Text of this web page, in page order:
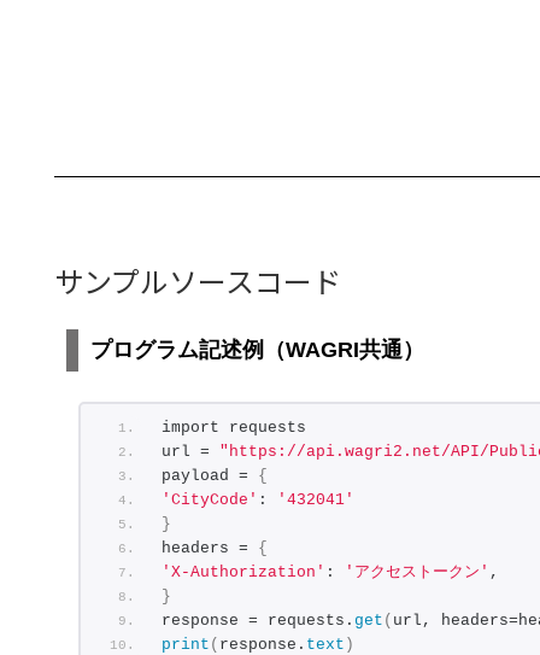
サンプルソースコード
プログラム記述例（WAGRI共通）
import requests
url = "https://api.wagri2.net/API/
payload = {
'CityCode' :
'432041'
}
headers = {
'X-Authorization' : 'アクセストークン' ,
}
response = requests. get ( url,
print ( response. text )